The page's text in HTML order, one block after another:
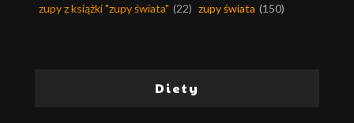
zupy z książki "zupy świata" (22) zupy świata (150)
Diety